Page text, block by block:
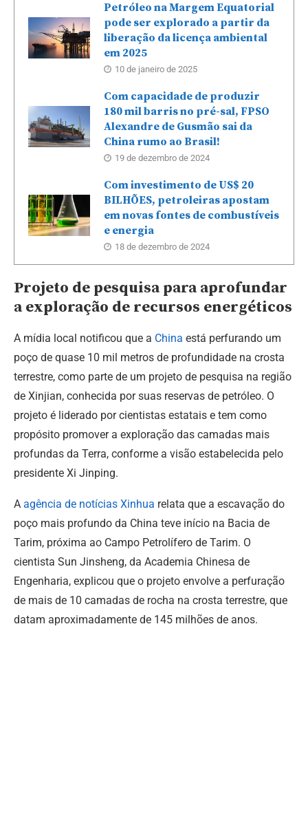
Petróleo na Margem Equatorial
pode ser explorado a partir da
liberação da licença ambiental
em 2025
10 de janeiro de 2025
Com capacidade de produzir
180 mil barris no pré-sal, FPSO
Alexandre de Gusmão sai da
China rumo ao Brasil!
19 de dezembro de 2024
Com investimento de US$ 20
BILHÕES, petroleiras apostam
em novas fontes de combustíveis
e energia
18 de dezembro de 2024
Projeto de pesquisa para aprofundar
a exploração de recursos energéticos
A mídia local notificou que a China está perfurando um
poço de quase 10 mil metros de profundidade na crosta
terrestre, como parte de um projeto de pesquisa na região
de Xinjian, conhecida por suas reservas de petróleo. O
projeto é liderado por cientistas estatais e tem como
propósito promover a exploração das camadas mais
profundas da Terra, conforme a visão estabelecida pelo
presidente Xi Jinping.
A agência de notícias Xinhua relata que a escavação do
poço mais profundo da China teve início na Bacia de
Tarim, próxima ao Campo Petrolífero de Tarim. O
cientista Sun Jinsheng, da Academia Chinesa de
Engenharia, explicou que o projeto envolve a perfuração
de mais de 10 camadas de rocha na crosta terrestre, que
datam aproximadamente de 145 milhões de anos.